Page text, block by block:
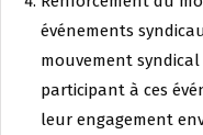
événements
mouvement
participant à ces
leur engagement